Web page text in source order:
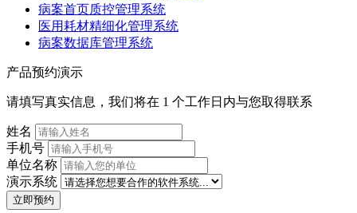
病案首页质控管理系统
医用耗材精细化管理系统
病案数据库管理系统
产品预约演示
请填写真实信息，我们将在 1 个工作日内与您取得联系
姓名
手机号
单位名称
演示系统
立即预约